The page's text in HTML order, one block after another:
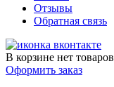
Отзывы
Обратная связь
В корзине нет товаров
Оформить заказ